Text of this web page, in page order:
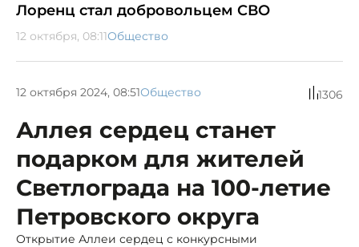
Лоренц стал добровольцем СВО
12 октября, 08:11Общество
12 октября 2024, 08:51Общество 1306
Аллея сердец станет
подарком для жителей
Светлограда на 100-летие
Петровского округа
Открытие Аллеи сердец с конкурсными